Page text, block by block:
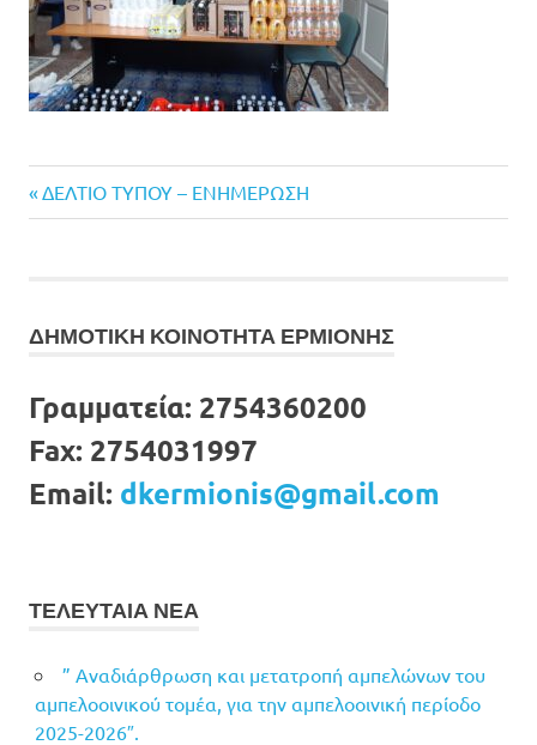
Πλοήγηση
Previous
Post:
ΔΕΛΤΙΟ ΤΥΠΟΥ – ΕΝΗΜΕΡΩΣΗ
ΔΗΜΟΤΙΚΗ ΚΟΙΝΟΤΗΤΑ ΕΡΜΙΟΝΗΣ
Γραμματεία: 2754360200
Fax: 2754031997
Email: dkermionis@gmail.com
ΤΕΛΕΥΤΑΙΑ ΝΕΑ
” Αναδιάρθρωση και μετατροπή αμπελώνων του
αμπελοοινικού τομέα, για την αμπελοοινική περίοδο
2025-2026″.